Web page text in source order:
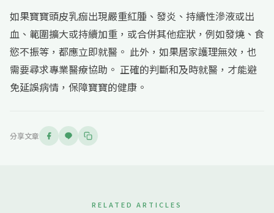
如果寶寶頭皮乳痂出現嚴重紅腫、發炎、持續性滲液或出
血、範圍擴大或持續加重，或合併其他症狀，例如發燒、食
慾不振等，都應立即就醫。 此外，如果居家護理無效，也
需要尋求專業醫療協助。 正確的判斷和及時就醫，才能避
免延誤病情，保障寶寶的健康。
分享文章
RELATED ARTICLES